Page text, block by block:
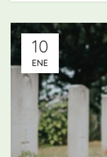
10
ENE